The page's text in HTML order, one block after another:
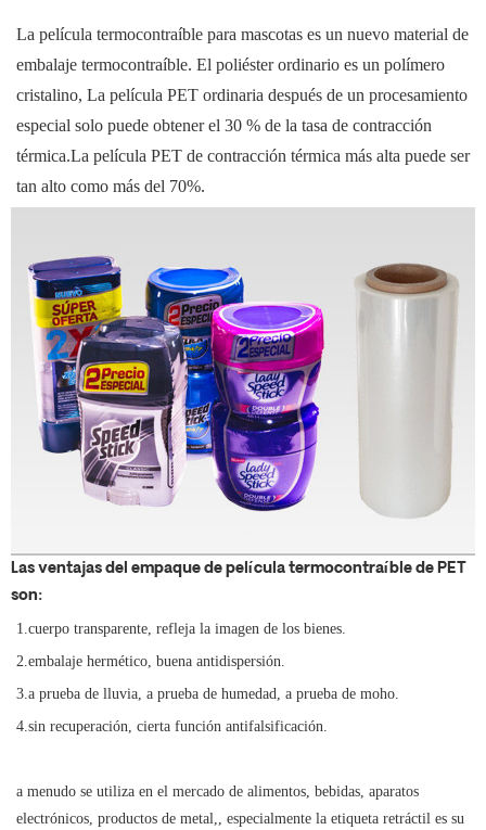
La película termocontraíble para mascotas es un nuevo material de
embalaje termocontraíble. El poliéster ordinario es un polímero
cristalino, La película PET ordinaria después de un procesamiento
especial solo puede obtener el 30 % de la tasa de contracción
térmica.La película PET de contracción térmica más alta puede ser
tan alto como más del 70%.
Las ventajas del empaque de película termocontraíble de PET
son:
1.cuerpo transparente, refleja la imagen de los bienes.
2.embalaje hermético, buena antidispersión.
3.a prueba de lluvia, a prueba de humedad, a prueba de moho.
4.sin recuperación, cierta función antifalsificación.
a menudo se utiliza en el mercado de alimentos, bebidas, aparatos
electrónicos, productos de metal,, especialmente la etiqueta retráctil es su